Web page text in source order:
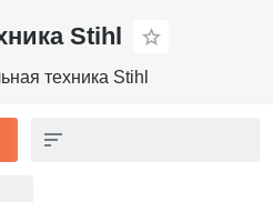
Stihl
техника Stihl